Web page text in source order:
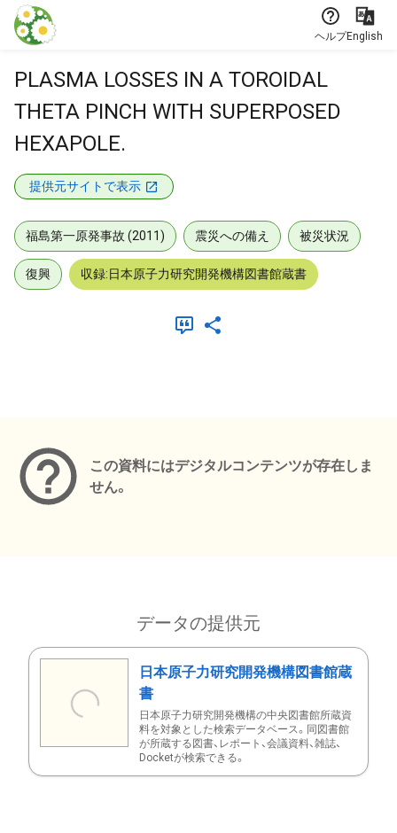
本文に飛ぶ
ヘルプEnglish
PLASMA LOSSES IN A TOROIDAL
THETA PINCH WITH SUPERPOSED
HEXAPOLE.
提供元サイトで表示
福島第一原発事故 (2011) 震災への備え 被災状況
復興 収録:日本原子力研究開発機構図書館蔵書
この資料にはデジタルコンテンツが存在しま
せん。
データの提供元
日本原子力研究開発機構図書館蔵
書
日本原子力研究開発機構の中央図書館所蔵資
料を対象とした検索データベース。同図書館
が所蔵する図書、レポート、会議資料、雑誌、
Docketが検索できる。